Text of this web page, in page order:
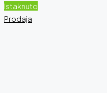
Istaknuto
Prodaja